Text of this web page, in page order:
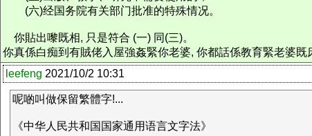
(六)经国务院有关部门批准的特殊情况。
你貼出嚟既相, 只是符合 (一) 同(三)。
你真係白痴到有賊佬入屋強姦緊你老婆, 你都話係教育緊老婆既
leefeng 2021/10/2 10:31
呢啲叫做保留繁體字!...
《中华人民共和国国家通用语言文字法》